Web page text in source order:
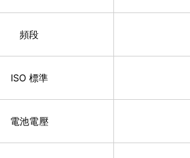
頻段
ISO 標準
電池電壓